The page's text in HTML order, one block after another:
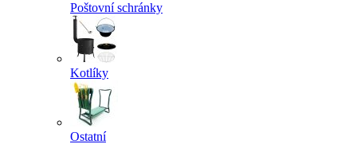
Poštovní schránky
Kotlíky
Ostatní